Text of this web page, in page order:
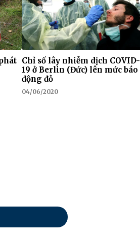
Chỉ số lây nhiễm dịch COVID-
19 ở Berlin (Đức) lên mức báo
động đỏ
04/06/2020